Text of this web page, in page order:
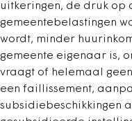
uitkeringen, de druk op
gemeentebelastingen
wordt, minder
gemeente eigenaar is,
vraagt of helemaal
een faillissement,
subsidiebeschikkingen